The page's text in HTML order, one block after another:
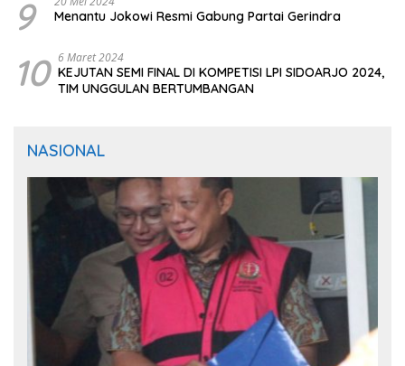
9 Menantu Jokowi Resmi Gabung Partai Gerindra
10 6 Maret 2024
KEJUTAN SEMI FINAL DI KOMPETISI LPI SIDOARJO 2024,
TIM UNGGULAN BERTUMBANGAN
NASIONAL